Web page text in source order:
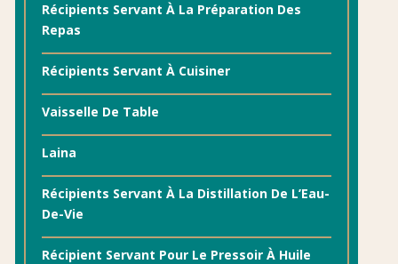
Récipients Servant À La Préparation Des
Repas
Récipients Servant À Cuisiner
Vaisselle De Table
Laina
Récipients Servant À La Distillation De L’Eau-
De-Vie
Récipient Servant Pour Le Pressoir À Huile